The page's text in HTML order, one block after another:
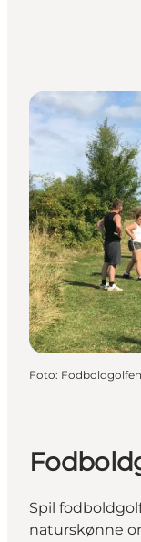
Foto: Fodboldgolfen
Spil
naturskønne